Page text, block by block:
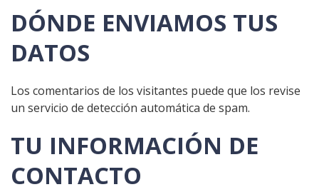
DÓNDE ENVIAMOS TUS
DATOS
Los comentarios de los visitantes puede que los revise
un servicio de detección automática de spam.
TU INFORMACIÓN DE
CONTACTO